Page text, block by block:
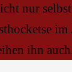
nur
im
ihn